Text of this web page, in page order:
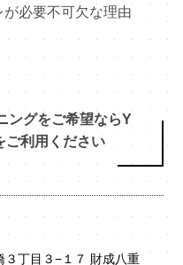
必要不可欠な理由
ングをご希望ならY
ご利用ください
丁目３−１７ 財成八重